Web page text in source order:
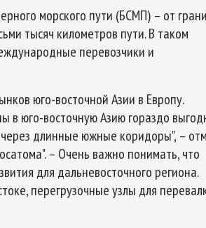
морского пути (БСМП) – от
тысяч километров пути. В таком
перевозчики и
юго-восточной Азии в Европу.
в юго-восточную Азию гораздо
длинные южные коридоры", –
– Очень важно понимать, что
для дальневосточного региона.
перегрузочные узлы для